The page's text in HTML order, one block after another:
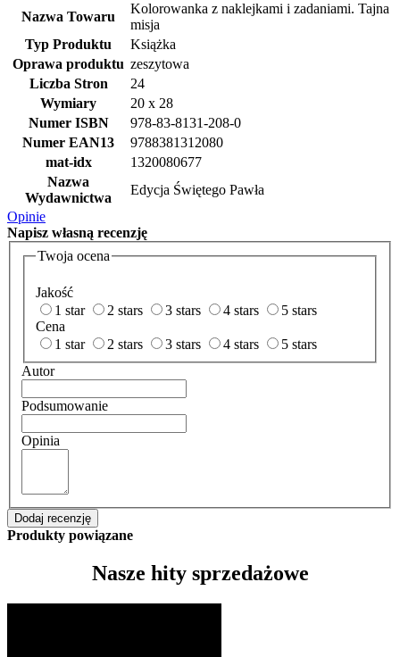
Nazwa Towaru
Kolorowanka z naklejkami i zadaniami. Tajna
misja
Typ Produktu
Książka
Oprawa produktu zeszytowa
Liczba Stron
24
Wymiary
20 x 28
Numer ISBN
978-83-8131-208-0
Numer EAN13
9788381312080
mat-idx
1320080677
Nazwa
Wydawnictwa
Edycja Świętego Pawła
Opinie
Napisz własną recenzję
Twoja ocena
Jakość
1 star
2 stars 3 stars 4 stars
5 stars
Cena
1 star
2 stars 3 stars 4 stars
5 stars
Autor
Podsumowanie
Opinia
Dodaj recenzję
Produkty powiązane
Nasze hity sprzedażowe